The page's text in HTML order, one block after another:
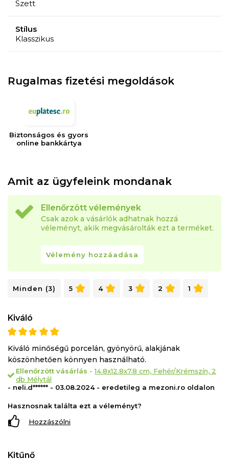
- 4 csésze tea/kávé, űrtartalom 230 ml
Szett
Stílus
Klasszikus
Rugalmas fizetési megoldások
Biztonságos és gyors
online bankkártya
Amit az ügyfeleink mondanak
Ellenőrzött vélemények
Csak azok a vásárlók adhatnak hozzá
véleményt, akik megvásárolták ezt a terméket.
Vélemény hozzáadása
Minden (3) 5 4 3 2 1
Kiváló
Kiváló minőségű porcelán, gyönyörű, alakjának
köszönhetően könnyen használható.
Ellenőrzött vásárlás -14.8x12.8x7.8 cm, Fehér/Krémszín, 2
db Mélytál
- neli.d****** - 03.08.2024 - eredetileg a mezoni.ro oldalon
Hasznosnak találta ezt a véleményt?
Hozzászólni
Kitűnő